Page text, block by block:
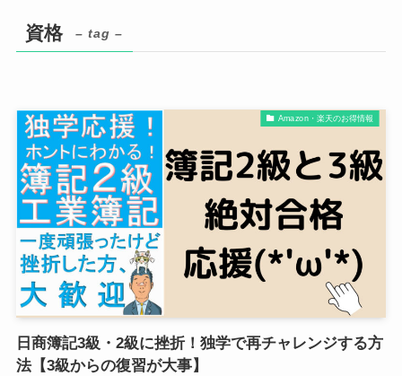
資格 – tag –
Amazon・楽天のお得情報
日商簿記3級・2級に挫折！独学で再チャレンジする方
法【3級からの復習が大事】